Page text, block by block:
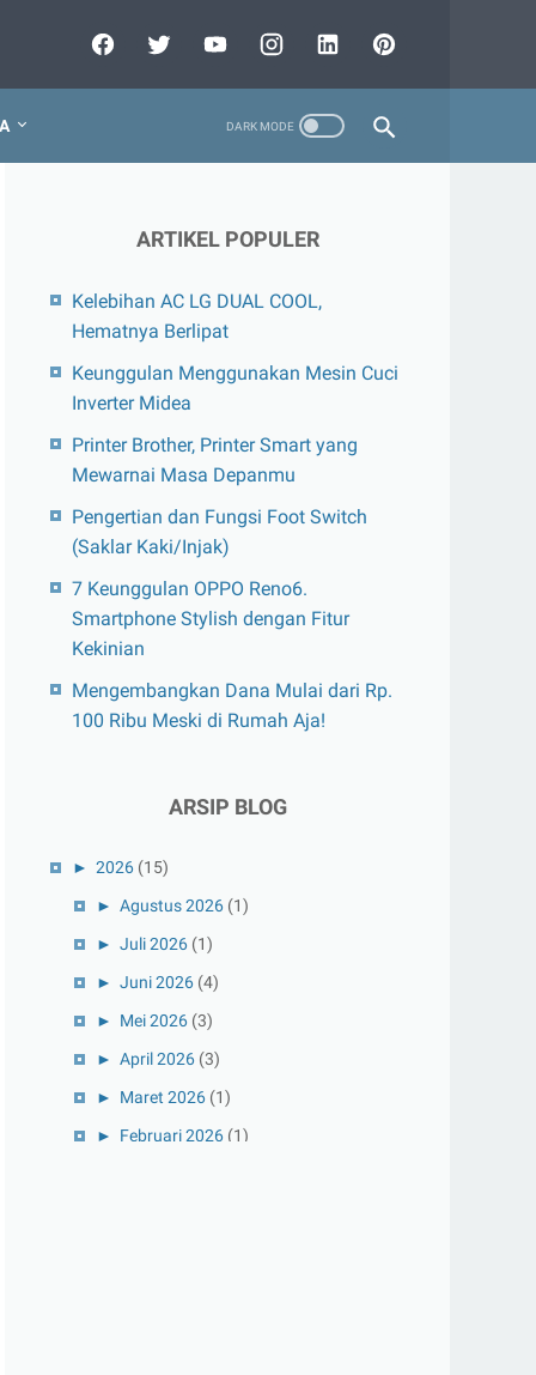
ARTIKEL POPULER
Kelebihan AC LG DUAL COOL,
Hematnya Berlipat
Keunggulan Menggunakan Mesin Cuci
Inverter Midea
Printer Brother, Printer Smart yang
Mewarnai Masa Depanmu
Pengertian dan Fungsi Foot Switch
(Saklar Kaki/Injak)
7 Keunggulan OPPO Reno6.
Smartphone Stylish dengan Fitur
Kekinian
Mengembangkan Dana Mulai dari Rp.
100 Ribu Meski di Rumah Aja!
ARSIP BLOG
► 2026 (15)
► Agustus 2026 (1)
► Juli 2026 (1)
► Juni 2026 (4)
► Mei 2026 (3)
► April 2026 (3)
► Maret 2026 (1)
► Februari 2026 (1)